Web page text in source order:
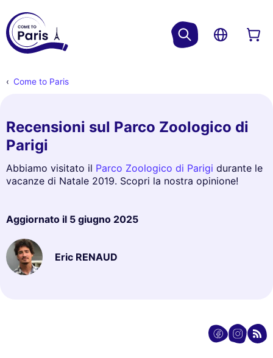
Come to Paris
Recensioni sul Parco Zoologico di
Parigi
Abbiamo visitato il Parco Zoologico di Parigi durante le
vacanze di Natale 2019. Scopri la nostra opinione!
Aggiornato il 5 giugno 2025
Eric RENAUD